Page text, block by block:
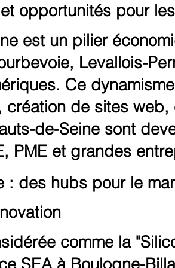
opportunités pour
est un pilier
Levallois-
Ce
de sites
de-Seine sont
PME et grandes
: des hubs pour le
comme la
SEA à Boulogne-